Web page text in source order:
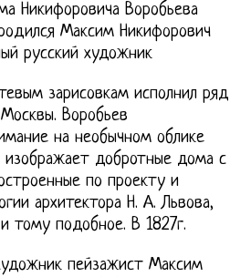
Никифоровича Воробьева
Максим Никифорович
русский художник
зарисовкам исполнил ряд
Воробьев
на необычном облике
добротные дома с
по проекту и
архитектора Н. А. Львова,
тому подобное. В 1827г.
пейзажист Максим